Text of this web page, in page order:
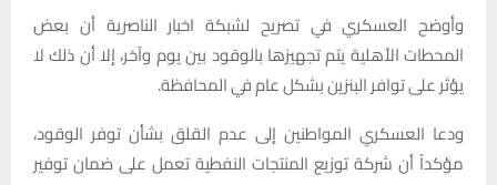
وأوضح العسكري في تصريح لشبكة اخبار الناصرية أن بعض
المحطات الأهلية يتم تجهيزها بالوقود بين يوم وآخر، إلا أن ذلك لا
يؤثر على توافر البنزين بشكل عام في المحافظة.
ودعا العسكري المواطنين إلى عدم القلق بشأن توفر الوقود،
مؤكداً أن شركة توزيع المنتجات النفطية تعمل على ضمان توفير